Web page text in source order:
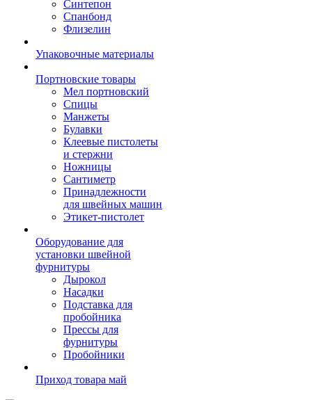
Синтепон
Спанбонд
Флизелин
Упаковочные материалы
Портновские товары
Мел портновский
Спицы
Манжеты
Булавки
Клеевые пистолеты
и стержни
Ножницы
Сантиметр
Принадлежности
для швейных машин
Этикет-пистолет
Оборудование для
установки швейной
фурнитуры
Дырокол
Насадки
Подставка для
пробойника
Прессы для
фурнитуры
Пробойники
Приход товара май